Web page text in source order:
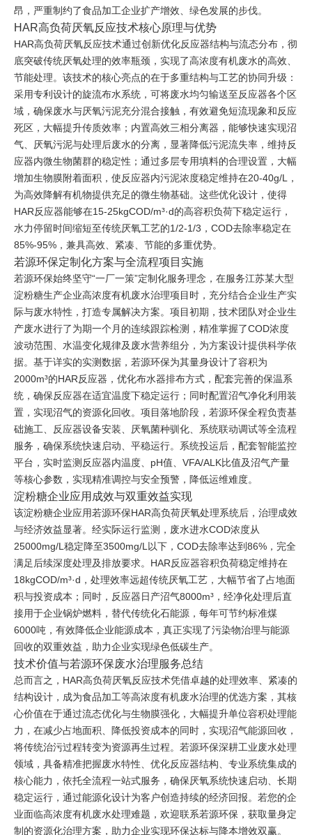
昂，严重制约了食品加工企业扩产增效、绿色发展的步伐。
HAR高负荷厌氧反应技术核心原理与优势
HAR高负荷厌氧反应技术通过创新优化反应器结构与流态分布，彻
底突破传统厌氧处理的效率瓶颈，实现了高浓度有机废水的高效、
节能处理。该技术的核心亮点的在于多重结构与工艺的协同升级：
采用专利设计的旋流布水系统，可将废水均匀输送至反应器各个区
域，确保废水与厌氧污泥充分混合接触，有效避免短流现象和反应
死区，大幅提升传质效率；内置高效三相分离器，能够快速实现沼
气、厌氧污泥与处理后废水的分离，显著降低污泥流失率，维持反
应器内微生物菌群的稳定性；通过多层专用填料的合理设置，大幅
增加生物膜附着面积，使反应器内污泥浓度稳定维持在20-40g/L，
为高效降解有机物提供充足的微生物基础。这些优化设计，使得
HAR反应器能够在15-25kgCOD/m³·d的高容积负荷下稳定运行，
水力停留时间缩短至传统厌氧工艺的1/2-1/3，COD去除率稳定在
85%-95%，兼具高效、紧凑、节能的多重优势。
若源环保定制化方案与全流程项目实施
若源环保始终坚守“一厂一策”定制化服务理念，在服务江苏某大型
淀粉糖生产企业高浓度有机废水治理项目时，充分结合企业生产实
际与废水特性，打造专属解决方案。项目初期，技术团队对企业生
产废水进行了为期一个月的连续跟踪检测，精准掌握了COD浓度
波动范围、水温变化规律及废水营养组分，为方案设计提供科学依
据。基于详实的实测数据，若源环保为其量身设计了容积为
2000m³的HAR反应器，优化布水器排布方式，配套完善的保温系
统，确保反应器在适宜温度下稳定运行；同时配置沼气净化利用装
置，实现沼气的资源化回收。项目落地阶段，若源环保全程负责基
础施工、反应器设备安装、厌氧菌种驯化、系统联动调试等全流程
服务，确保系统快速启动、平稳运行。系统投运后，配套智能监控
平台，实时监测反应器内温度、pH值、VFA/ALK比值及沼气产量
等核心参数，实现精准调控与安全预警，降低运维难度。
淀粉糖企业应用成效与双重效益实现
该淀粉糖企业应用若源环保HAR高负荷厌氧处理系统后，治理成效
与经济效益显著。经实际运行监测，废水进水COD浓度从
25000mg/L稳定降至3500mg/L以下，COD去除率达到86%，完全
满足后续深度处理及排放要求。HAR反应器容积负荷稳定维持在
18kgCOD/m³·d，处理效率远超传统厌氧工艺，大幅节省了占地面
积与投资成本；同时，反应器日产沼气8000m³，经净化处理后直
接用于企业锅炉燃料，替代传统化石能源，每年可节约标准煤
6000吨，有效降低企业能源成本，真正实现了污染物治理与能源
回收的双重效益，助力企业实现绿色低碳生产。
技术价值与若源环保废水治理服务总结
总而言之，HAR高负荷厌氧反应技术凭借卓越的处理效率、紧凑的
结构设计，成为食品加工等高浓度有机废水治理的优选方案，其核
心价值在于通过流态优化与生物膜强化，大幅提升单位容积处理能
力，在减少占地面积、降低投资成本的同时，实现沼气能源回收，
将传统治污过程转变为资源再生过程。若源环保深耕工业废水处理
领域，具备精准把握废水特性、优化反应器结构、专业系统集成的
核心能力，依托全流程一站式服务，确保厌氧系统快速启动、长期
稳定运行，通过能源化设计为客户创造持续的经济回报。若您的企
业面临高浓度有机废水处理难题，欢迎联系若源环保，获取量身定
制的资源化治理方案，助力企业实现环保达标与降本增效双赢。